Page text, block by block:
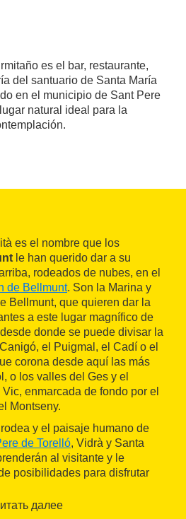
es el bar, restaurante,
del santuario de Santa María
en el municipio de Sant Pere
natural ideal para la
es el nombre que los
le han querido dar a su
rodeados de nubes, en el
de Bellmunt. Son la Marina y
Bellmunt, que quieren dar la
a este lugar magnífico de
donde se puede divisar la
el Puigmal, el Cadí o el
corona desde aquí las más
o los valles del Ges y el
enmarcada de fondo por el
Montseny.
y el paisaje humano de
de Torelló, Vidrà y Santa
al visitante y le
posibilidades para disfrutar
cambiante y rico.
далее